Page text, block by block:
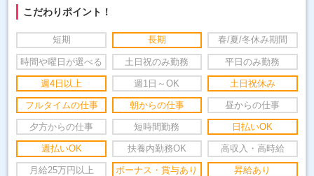
こだわりポイント！
短期 長期 春/夏/冬休み期間
時間や曜日が選べる 土日祝のみ勤務 平日のみ勤務
週4日以上 週1日～OK 土日祝休み
フルタイムの仕事 朝からの仕事 昼からの仕事
夕方からの仕事 短時間勤務 日払いOK
週払いOK 扶養内勤務OK 高収入・高時給
月給25万円以上 ボーナス・賞与あり 昇給あり